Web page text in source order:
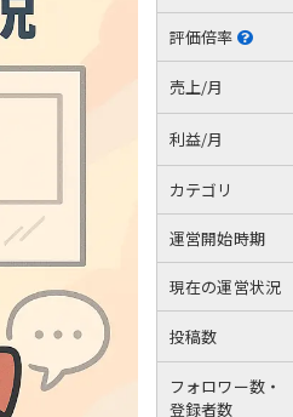
評価倍率
売上/月
利益/月
カテゴリ
運営開始時期
現在の運営状況
投稿数
フォロワー数・
登録者数